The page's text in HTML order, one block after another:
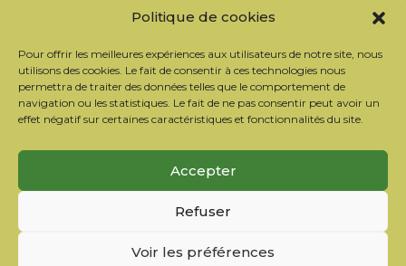
Politique de cookies
Pour offrir les meilleures expériences aux utilisateurs de notre site, nous
utilisons des cookies. Le fait de consentir à ces technologies nous
permettra de traiter des données telles que le comportement de
navigation ou les statistiques. Le fait de ne pas consentir peut avoir un
effet négatif sur certaines caractéristiques et fonctionnalités du site.
Accepter
Refuser
Voir les préférences
Bâtiment Le Rubixco, 1 rue Bernard Maris
Tél. : 06 26 49 36 81 – contact@c2ds.eu
TwitterLinkedIn
Youtube
S’inscrire à la newsletter
Nos partenaires
Mentions légales